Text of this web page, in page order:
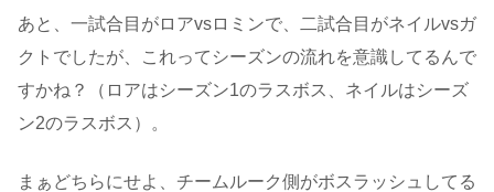
あと、一試合目がロアvsロミンで、二試合目がネイルvsガ
クトでしたが、これってシーズンの流れを意識してるんで
すかね？（ロアはシーズン1のラスボス、ネイルはシーズ
ン2のラスボス）。
まぁどちらにせよ、チームルーク側がボスラッシュしてる